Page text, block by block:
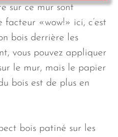
sur ce mur sont
facteur «wow!» ici, c’est
bois derrière les
vous pouvez appliquer
le mur, mais le papier
bois est de plus en
bois patiné sur les